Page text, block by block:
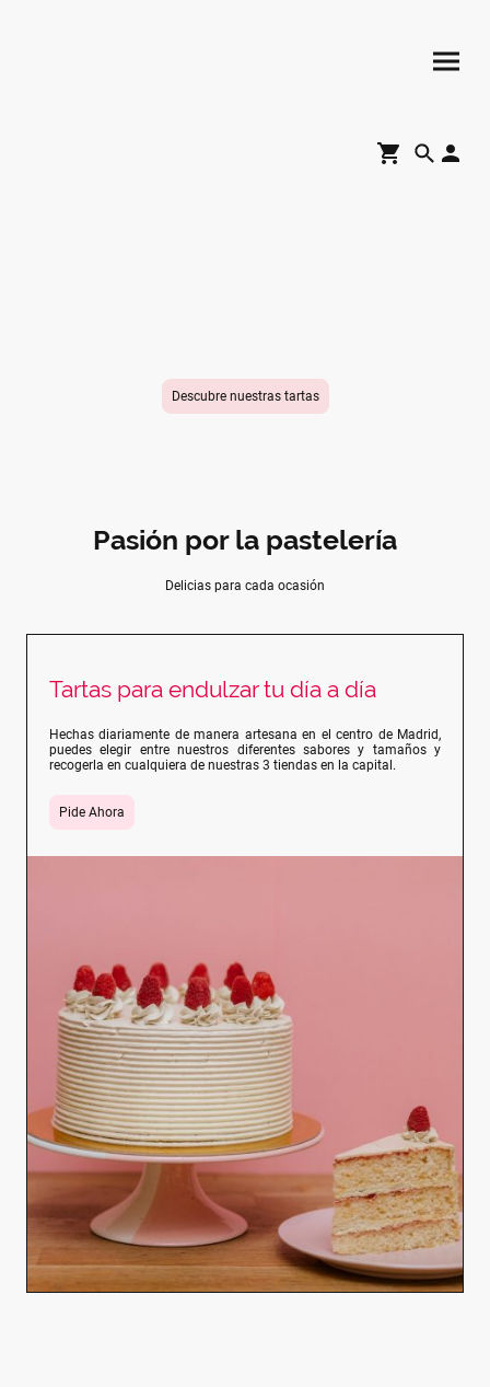
Descubre nuestras tartas
Pasión por la pastelería
Delicias para cada ocasión
Tartas para endulzar tu día a día
Hechas diariamente de manera artesana en el centro de Madrid,
puedes elegir entre nuestros diferentes sabores y tamaños y
recogerla en cualquiera de nuestras 3 tiendas en la capital.
Pide Ahora